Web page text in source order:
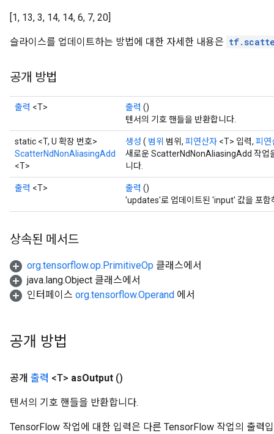
[1, 13, 3, 14, 14, 6, 7, 20]
슬라이스를 업데이트하는 방법에 대한 자세한 내용은
공개 방법
출력 <T> 출력 ()
텐서의 기호 핸들을 반환합니다.
static <T, U 확장 번호>
ScatterNdNonAliasingAdd
<T>
생성 ( 범위 범위, 피연산자 <T> 입력, 피연
새로운 ScatterNdNonAliasingAdd 작업
니다.
출력 <T> 출력 ()
'updates'로 업데이트된 'input' 값을 포
상속된 메서드
org.tensorflow.op.PrimitiveOp 클래스에서
java.lang.Object 클래스에서
인터페이스 org.tensorflow.Operand 에서
공개 방법
공개 출력 <T> asOutput ()
텐서의 기호 핸들을 반환합니다.
TensorFlow 작업에 대한 입력은 다른 TensorFlow 작업의 출력